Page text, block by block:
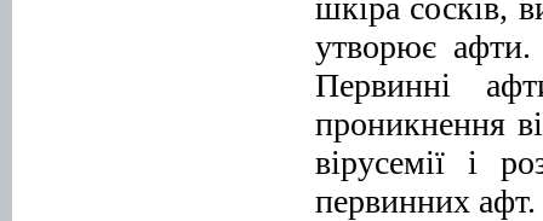
шкіра сосків,
утворює
Первинні
проникнення
вірусемії і
первинних афт.